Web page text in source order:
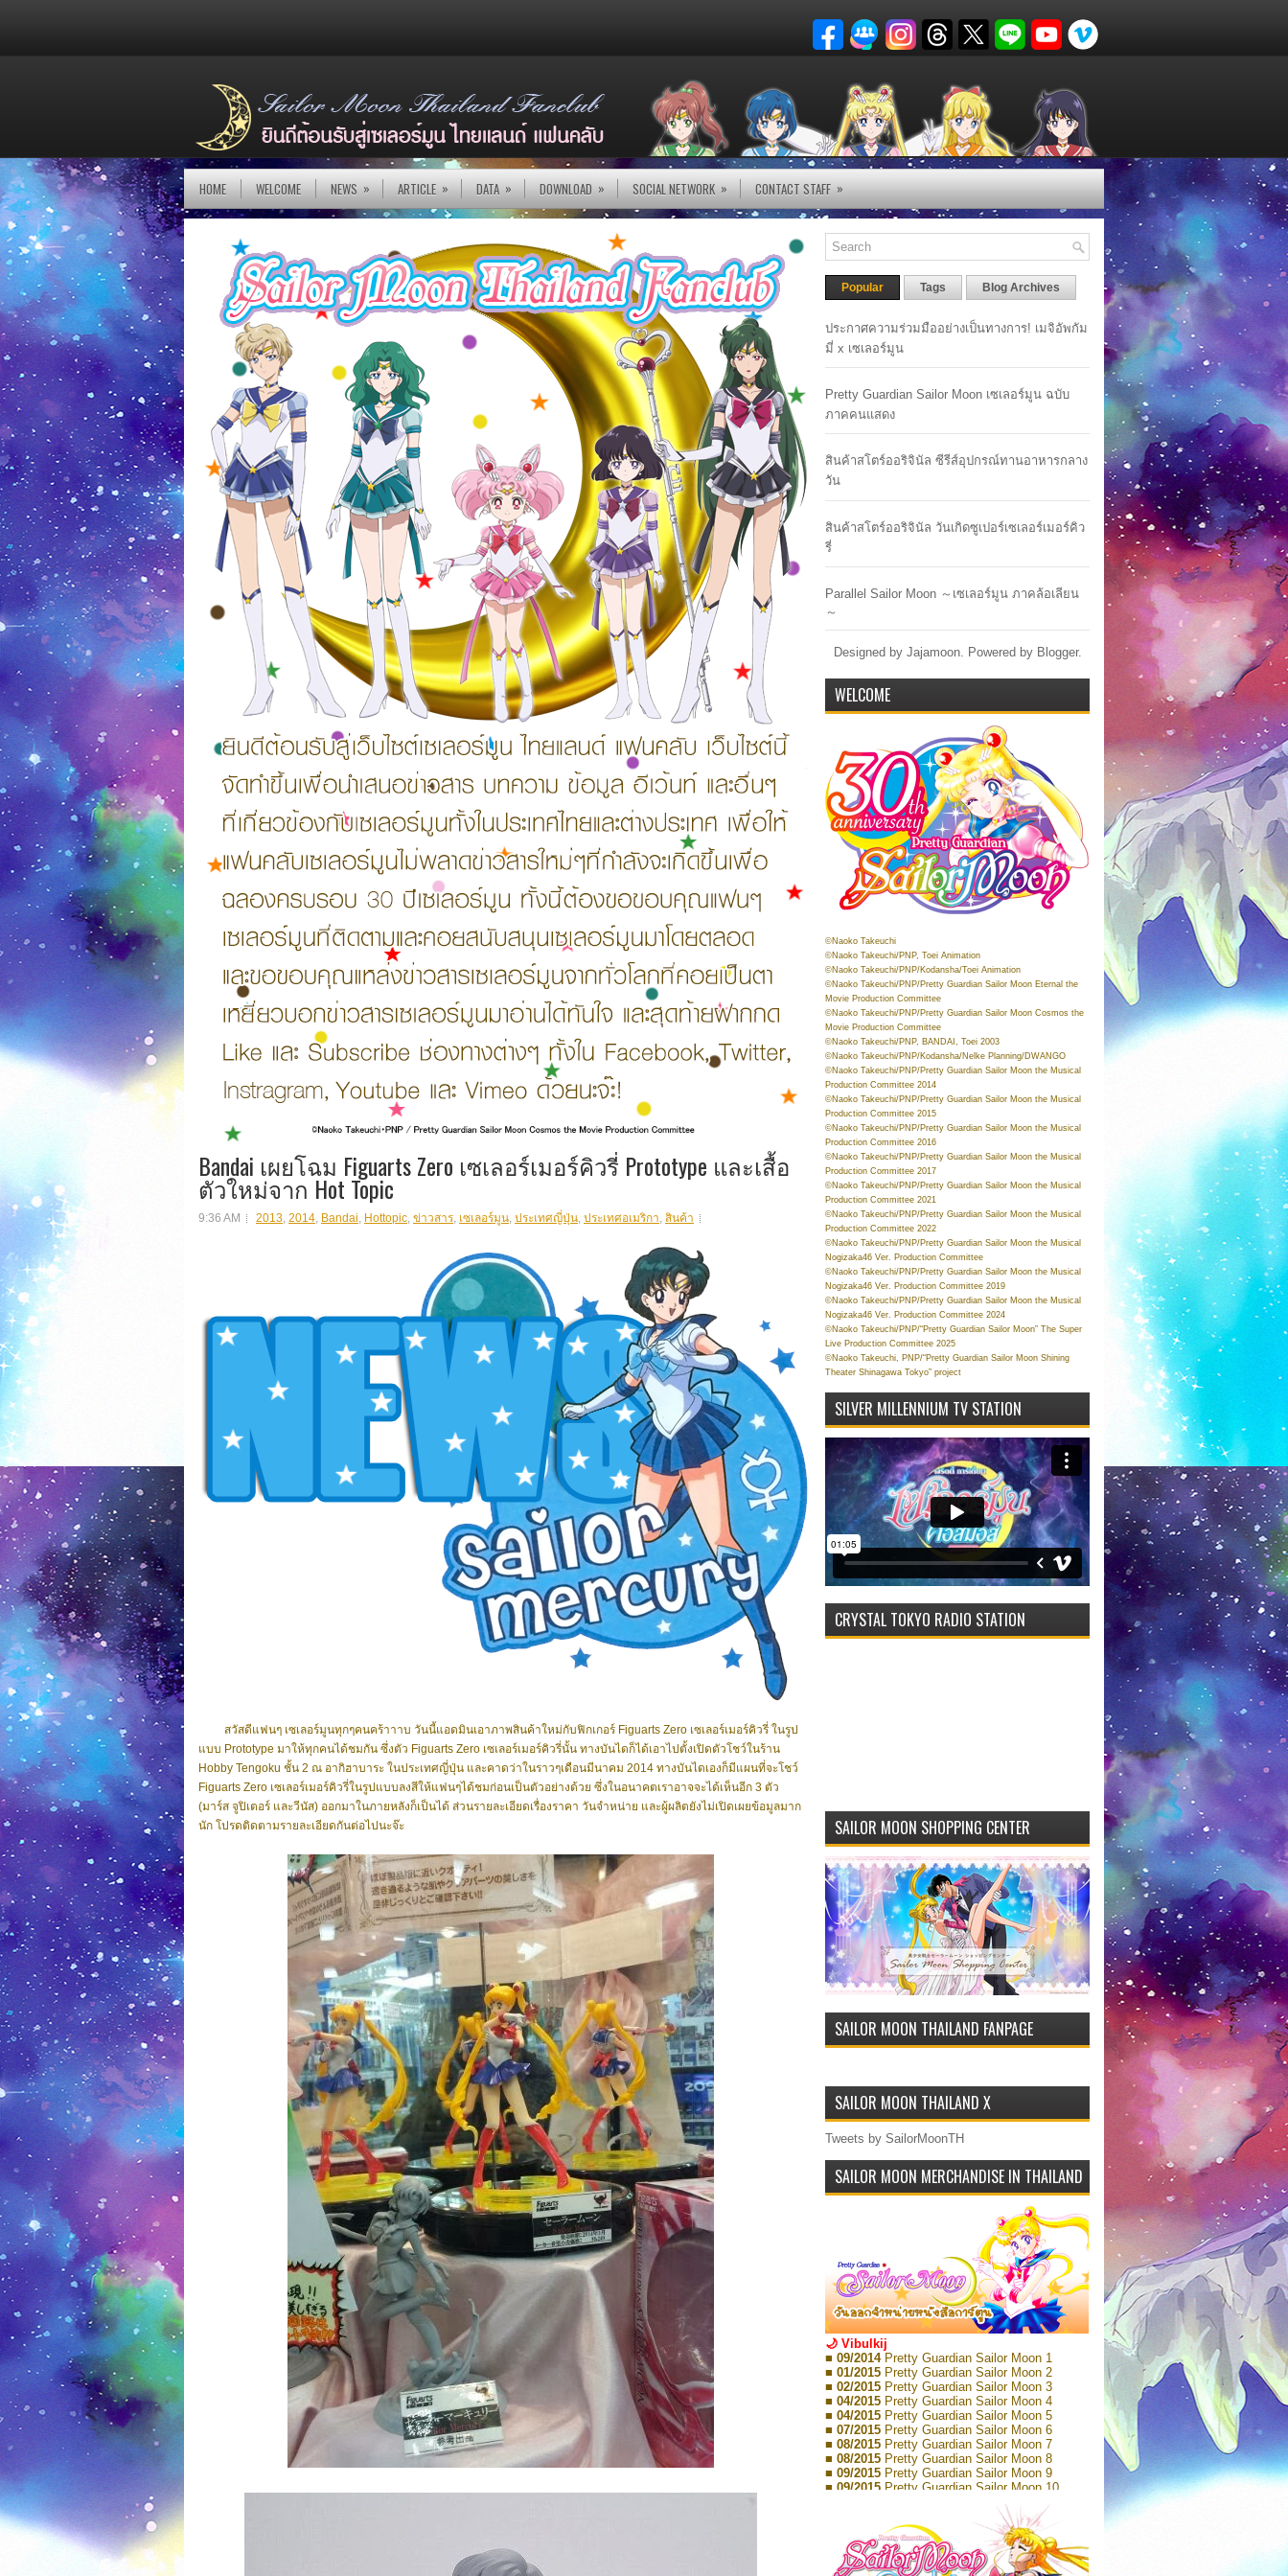
HOME WELCOME NEWS » ARTICLE » DATA » DOWNLOAD » SOCIAL NETWORK » CONTACT STAFF »
Bandai เผยโฉม Figuarts Zero เซเลอร์เมอร์คิวรี่ Prototype และเสื้อ
ตัวใหม่จาก Hot Topic
9:36 AM 2013, 2014, Bandai, Hottopic, ข่าวสาร, เซเลอร์มูน, ประเทศญี่ปุ่น, ประเทศอเมริกา, สินค้า
สวัสดีแฟนๆ เซเลอร์มูนทุกๆคนคร้าาาบ วันนี้แอดมินเอาภาพสินค้าใหม่กับฟิกเกอร์ Figuarts Zero เซเลอร์เมอร์คิวรี่ ในรูป
แบบ Prototype มาให้ทุกคนได้ชมกัน ซึ่งตัว Figuarts Zero เซเลอร์เมอร์คิวรี่นั้น ทางบันไดก็ได้เอาไปตั้งเปิดตัวโชว์ในร้าน
Hobby Tengoku ชั้น 2 ณ อากิฮาบาระ ในประเทศญี่ปุ่น และคาดว่าในราวๆเดือนมีนาคม 2014 ทางบันไดเองก็มีแผนที่จะโชว์
Figuarts Zero เซเลอร์เมอร์คิวรี่ในรูปแบบลงสีให้แฟนๆได้ชมก่อนเป็นตัวอย่างด้วย ซึ่งในอนาคตเราอาจจะได้เห็นอีก 3 ตัว
(มาร์ส จูปิเตอร์ และวีนัส) ออกมาในภายหลังก็เป็นได้ ส่วนรายละเอียดเรื่องราคา วันจำหน่าย และผู้ผลิตยังไม่เปิดเผยข้อมูลมาก
นัก โปรดติดตามรายละเอียดกันต่อไปนะจ๊ะ
Popular Tags Blog Archives
ประกาศความร่วมมืออย่างเป็นทางการ! เมจิอัพกัม
มี่ x เซเลอร์มูน
Pretty Guardian Sailor Moon เซเลอร์มูน ฉบับ
ภาคคนแสดง
สินค้าสโตร์ออริจินัล ซีรีส์อุปกรณ์ทานอาหารกลาง
วัน
สินค้าสโตร์ออริจินัล วันเกิดซูเปอร์เซเลอร์เมอร์คิว
รี่
Parallel Sailor Moon ～เซเลอร์มูน ภาคล้อเลียน
～
Designed by Jajamoon. Powered by Blogger.
WELCOME
©Naoko Takeuchi
©Naoko Takeuchi/PNP, Toei Animation
©Naoko Takeuchi/PNP/Kodansha/Toei Animation
©Naoko Takeuchi/PNP/Pretty Guardian Sailor Moon Eternal the
Movie Production Committee
©Naoko Takeuchi/PNP/Pretty Guardian Sailor Moon Cosmos the
Movie Production Committee
©Naoko Takeuchi/PNP, BANDAI, Toei 2003
©Naoko Takeuchi/PNP/Kodansha/Nelke Planning/DWANGO
©Naoko Takeuchi/PNP/Pretty Guardian Sailor Moon the Musical
Production Committee 2014
©Naoko Takeuchi/PNP/Pretty Guardian Sailor Moon the Musical
Production Committee 2015
©Naoko Takeuchi/PNP/Pretty Guardian Sailor Moon the Musical
Production Committee 2016
©Naoko Takeuchi/PNP/Pretty Guardian Sailor Moon the Musical
Production Committee 2017
©Naoko Takeuchi/PNP/Pretty Guardian Sailor Moon the Musical
Production Committee 2021
©Naoko Takeuchi/PNP/Pretty Guardian Sailor Moon the Musical
Production Committee 2022
©Naoko Takeuchi/PNP/Pretty Guardian Sailor Moon the Musical
Nogizaka46 Ver. Production Committee
©Naoko Takeuchi/PNP/Pretty Guardian Sailor Moon the Musical
Nogizaka46 Ver. Production Committee 2019
©Naoko Takeuchi/PNP/Pretty Guardian Sailor Moon the Musical
Nogizaka46 Ver. Production Committee 2024
©Naoko Takeuchi/PNP/“Pretty Guardian Sailor Moon” The Super
Live Production Committee 2025
©Naoko Takeuchi, PNP/“Pretty Guardian Sailor Moon Shining
Theater Shinagawa Tokyo” project
SILVER MILLENNIUM TV STATION
CRYSTAL TOKYO RADIO STATION
SAILOR MOON SHOPPING CENTER
SAILOR MOON THAILAND FANPAGE
SAILOR MOON THAILAND X
Tweets by SailorMoonTH
SAILOR MOON MERCHANDISE IN THAILAND
🌙 Vibulkij
■ 09/2014 Pretty Guardian Sailor Moon 1
■ 01/2015 Pretty Guardian Sailor Moon 2
■ 02/2015 Pretty Guardian Sailor Moon 3
■ 04/2015 Pretty Guardian Sailor Moon 4
■ 04/2015 Pretty Guardian Sailor Moon 5
■ 07/2015 Pretty Guardian Sailor Moon 6
■ 08/2015 Pretty Guardian Sailor Moon 7
■ 08/2015 Pretty Guardian Sailor Moon 8
■ 09/2015 Pretty Guardian Sailor Moon 9
■ 09/2015 Pretty Guardian Sailor Moon 10
Pretty Guardian Sailor Moon 11
Pretty Guardian Sailor Moon 12
Pretty Guardian Sailor Moon Short
Stories 1
■ 09/2018Pretty Guardian Sailor Moon Short